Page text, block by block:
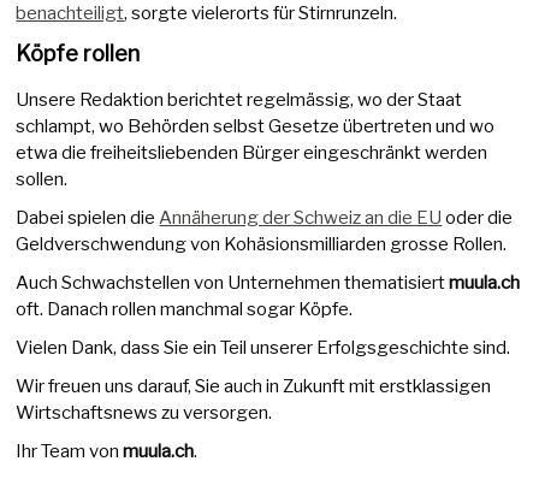
benachteiligt, sorgte vielerorts für Stirnrunzeln.
Köpfe rollen
Unsere Redaktion berichtet regelmässig, wo der Staat
schlampt, wo Behörden selbst Gesetze übertreten und wo
etwa die freiheitsliebenden Bürger eingeschränkt werden
sollen.
Dabei spielen dieAnnäherung der Schweiz an die EU oder die
Geldverschwendung von Kohäsionsmilliarden grosse Rollen.
Auch Schwachstellen von Unternehmen thematisiertmuula.ch
oft. Danach rollen manchmal sogar Köpfe.
Vielen Dank, dass Sie ein Teil unserer Erfolgsgeschichte sind.
Wir freuen uns darauf, Sie auch in Zukunft mit erstklassigen
Wirtschaftsnews zu versorgen.
Ihr Team vonmuula.ch.